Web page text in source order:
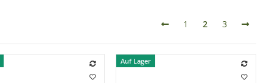
1 2 3
Auf Lager